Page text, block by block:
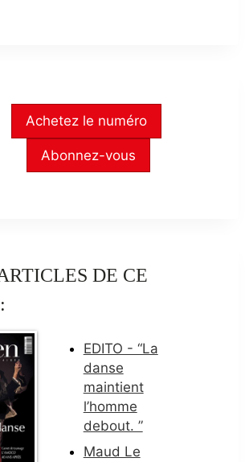
Achetez le numéro
Abonnez-vous
DE CE
EDITO - “La
danse
maintient
l’homme
debout. ”
Maud Le